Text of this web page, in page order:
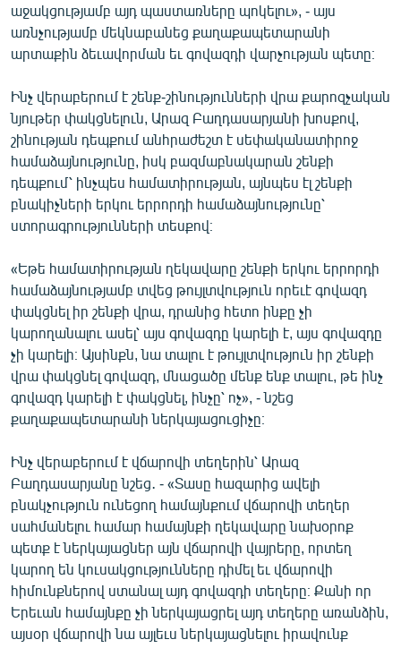
աջակցությամբ այդ պաստառները պոկելու», - այս
առնչությամբ մեկնաբանեց քաղաքապետարանի
արտաքին ձեւավորման եւ գովազդի վարչության պետը։
Ինչ վերաբերում է շենք-շինությունների վրա քարոզչական
նյութեր փակցնելուն, Արազ Բաղդասարյանի խոսքով,
շինության դեպքում անհրաժեշտ է սեփականատիրոջ
համաձայնությունը, իսկ բազմաբնակարան շենքի
դեպքում՝ ինչպես համատիրության, այնպես էլ շենքի
բնակիչների երկու երրորդի համաձայնությունը՝
ստորագրությունների տեսքով։
«Եթե համատիրության ղեկավարը շենքի երկու երրորդի
համաձայնությամբ տվեց թույլտվություն որեւէ գովազդ
փակցնել իր շենքի վրա, դրանից հետո ինքը չի
կարողանալու ասել՝ այս գովազդը կարելի է, այս գովազդը
չի կարելի։ Այսինքն, նա տալու է թույլտվություն իր շենքի
վրա փակցնել գովազդ, մնացածը մենք ենք տալու, թե ինչ
գովազդ կարելի է փակցնել, ինչը՝ ոչ», - նշեց
քաղաքապետարանի ներկայացուցիչը։
Ինչ վերաբերում է վճարովի տեղերին՝ Արազ
Բաղդասարյանը նշեց․ - «Տասը հազարից ավելի
բնակչություն ունեցող համայնքում վճարովի տեղեր
սահմանելու համար համայնքի ղեկավարը նախօրոք
պետք է ներկայացներ այն վճարովի վայրերը, որտեղ
կարող են կուսակցությունները դիմել եւ վճարովի
հիմունքներով ստանալ այդ գովազդի տեղերը։ Քանի որ
Երեւան համայնքը չի ներկայացրել այդ տեղերը առանձին,
այսօր վճարովի նա այլեւս ներկայացնելու իրավունք